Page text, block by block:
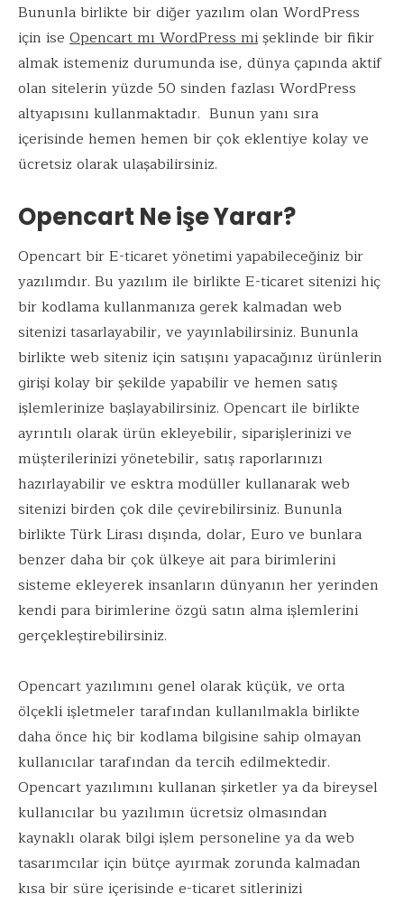
Bununla birlikte bir diğer yazılım olan WordPress
için ise Opencart mı WordPress mişeklinde bir fikir
almak istemeniz durumunda ise, dünya çapında aktif
olan sitelerin yüzde 50 sinden fazlası WordPress
altyapısını kullanmaktadır. Bunun yanı sıra
içerisinde hemen hemen bir çok eklentiye kolay ve
ücretsiz olarak ulaşabilirsiniz.
Opencart Ne işe Yarar?
Opencart bir E-ticaret yönetimi yapabileceğiniz bir
yazılımdır. Bu yazılım ile birlikte E-ticaret sitenizi hiç
bir kodlama kullanmanıza gerek kalmadan web
sitenizi tasarlayabilir, ve yayınlabilirsiniz. Bununla
birlikte web siteniz için satışını yapacağınız ürünlerin
girişi kolay bir şekilde yapabilir ve hemen satış
işlemlerinize başlayabilirsiniz. Opencart ile birlikte
ayrıntılı olarak ürün ekleyebilir, siparişlerinizi ve
müşterilerinizi yönetebilir, satış raporlarınızı
hazırlayabilir ve esktra modüller kullanarak web
sitenizi birden çok dile çevirebilirsiniz. Bununla
birlikte Türk Lirası dışında, dolar, Euro ve bunlara
benzer daha bir çok ülkeye ait para birimlerini
sisteme ekleyerek insanların dünyanın her yerinden
kendi para birimlerine özgü satın alma işlemlerini
gerçekleştirebilirsiniz.
Opencart yazılımını genel olarak küçük, ve orta
ölçekli işletmeler tarafından kullanılmakla birlikte
daha önce hiç bir kodlama bilgisine sahip olmayan
kullanıcılar tarafından da tercih edilmektedir.
Opencart yazılımını kullanan şirketler ya da bireysel
kullanıcılar bu yazılımın ücretsiz olmasından
kaynaklı olarak bilgi işlem personeline ya da web
tasarımcılar için bütçe ayırmak zorunda kalmadan
kısa bir süre içerisinde e-ticaret sitlerinizi